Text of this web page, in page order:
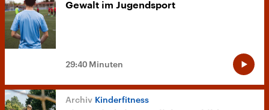
Gewalt im Jugendsport
29:40 Minuten
Kinderfitness